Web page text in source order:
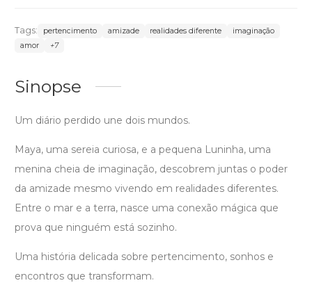
Tags: pertencimento amizade realidades diferente
imaginação
amor
+7
Sinopse
Um diário perdido une dois mundos.
Maya, uma sereia curiosa, e a pequena Luninha, uma
menina cheia de imaginação, descobrem juntas o poder
da amizade mesmo vivendo em realidades diferentes.
Entre o mar e a terra, nasce uma conexão mágica que
prova que ninguém está sozinho.
Uma história delicada sobre pertencimento, sonhos e
encontros que transformam.